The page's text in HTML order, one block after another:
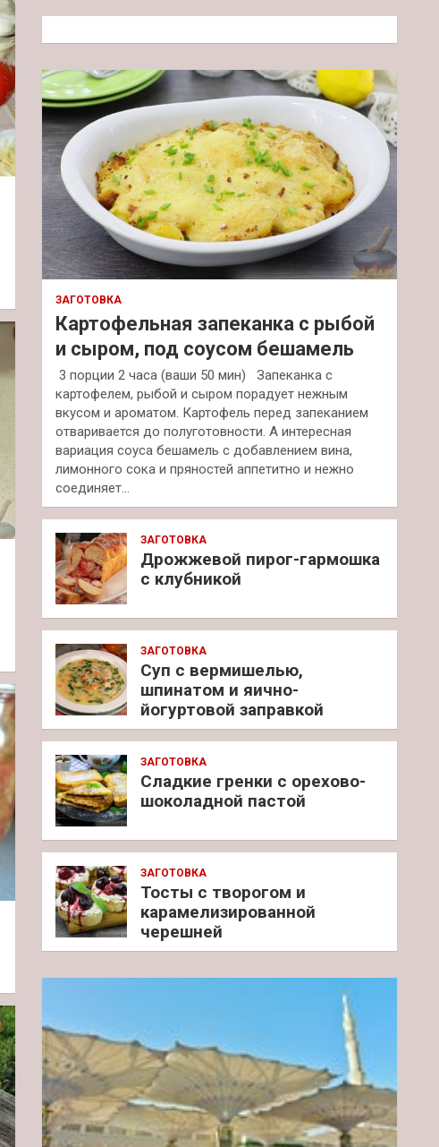
к
ЗАГОТОВКА
Картофельная запеканка с рыбой
и сыром, под соусом бешамель
3 порции 2 часа (ваши 50 мин) Запеканка с
картофелем, рыбой и сыром порадует нежным
вкусом и ароматом. Картофель перед запеканием
отваривается до полуготовности. А интересная
вариация соуса бешамель с добавлением вина,
лимонного сока и пряностей аппетитно и нежно
соединяет…
ЗАГОТОВКА
Дрожжевой пирог-гармошка
с клубникой
ЗАГОТОВКА
Суп с вермишелью,
шпинатом и яично-
йогуртовой заправкой
ЗАГОТОВКА
Сладкие гренки с орехово-
шоколадной пастой
ЗАГОТОВКА
Тосты с творогом и
карамелизированной
черешней